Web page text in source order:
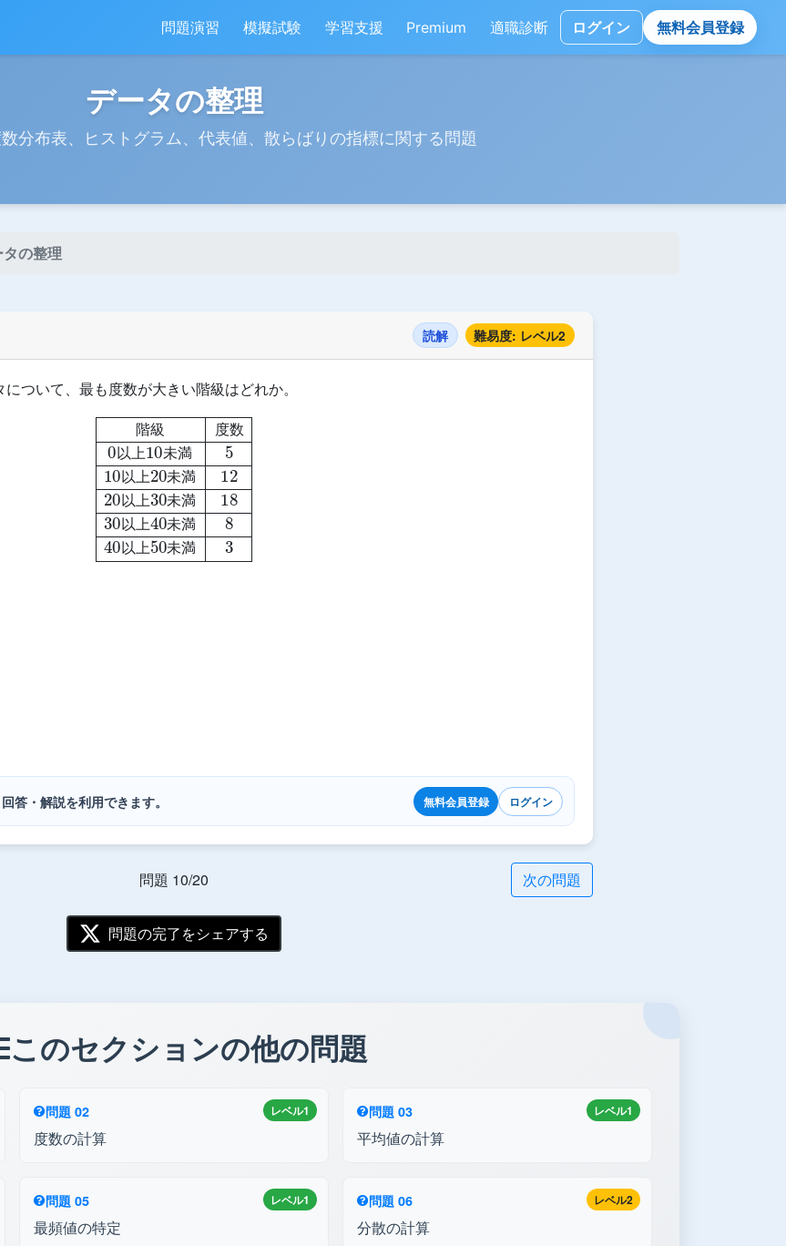
問題演習 模擬試験 学習支援 Premium 適職診断 ログイン 無料会員登録
データの整理
分布表、ヒストグラム、代表値、散らばりの指標に関する問題
の整理
読解 難易度: レベル2
ついて、最も度数が大きい階級はどれか。
階 級 度 数
以上 未 満
以上 未 満
以上 未 満
以上 未 満
以上 未 満
未満1220以上30未満
答・解説を利用できます。 無料会員登録 ログイン
問題 10/20 次の問題
問題の完了をシェアする
このセクションの他の問題
レベル1
問題 02
度数の計算
レベル1
問題 03
平均値の計算
レベル1
問題 05
最頻値の特定
レベル2
問題 06
分散の計算